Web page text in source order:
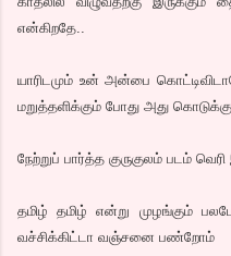
என்கிறதே..
யாரிடமும் உன் அன்பை
மறுத்தளிக்கும் போது அது
நேற்றுப் பார்த்த குருகுலம் படம்
தமிழ் தமிழ் என்று முழங்கும்
வச்சிக்கிட்டா வஞ்சனை பண்றோம்